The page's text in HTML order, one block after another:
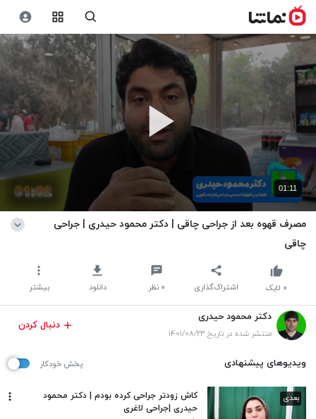
01:11
مصرف قهوه بعد از جراحی چاقی | دکتر محمود حیدری | جراحی
چاقی
اشتراک‌گذاری ۰ نظر دانلود بیشتر ۰ لایک
دکتر محمود حیدری
منتشر شده در تاریخ ۱۴۰۱/۰۸/۲۳
دنبال کردن
ویدیوهای پیشنهادی پخش خودکار
بعدی
کاش زودتر جراحی کرده بودم | دکتر محمود
حیدری |جراحی لاغری